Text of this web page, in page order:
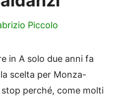
Piccolo
in A solo due anni fa
scelta per Monza-
perché, come molti